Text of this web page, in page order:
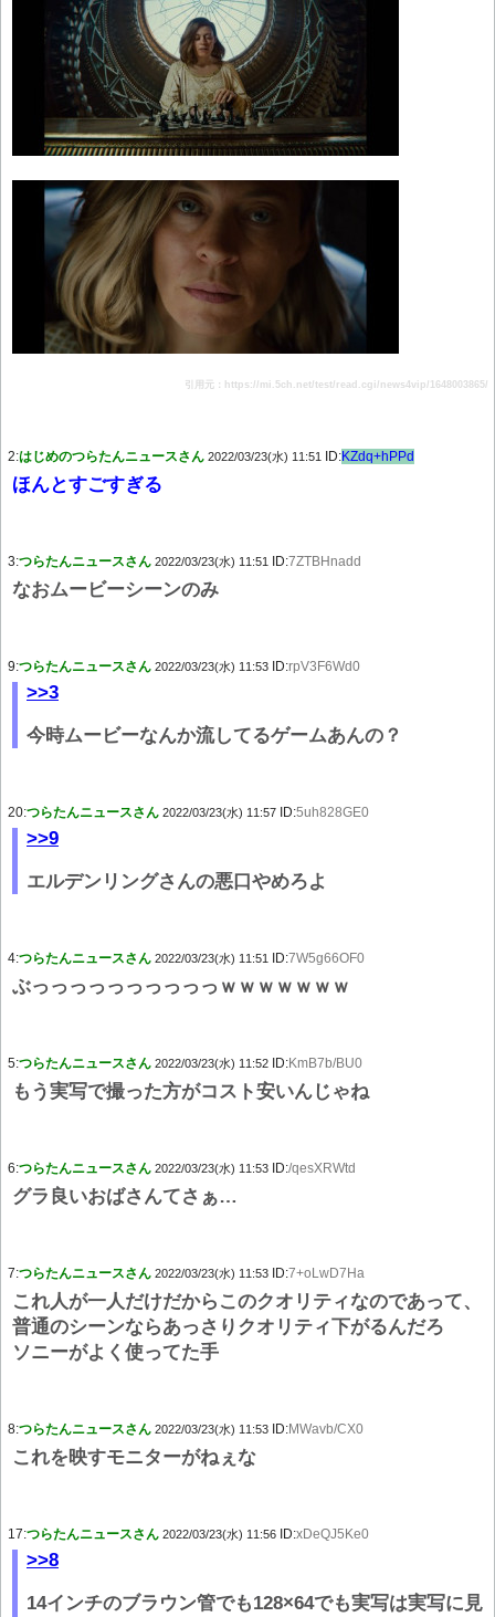
引用元：https://mi.5ch.net/test/read.cgi/news4vip/1648003865/
2:はじめのつらたんニュースさん 2022/03/23(水) 11:51 ID:KZdq+hPPd
ほんとすごすぎる
3:つらたんニュースさん 2022/03/23(水) 11:51 ID:7ZTBHnadd
なおムービーシーンのみ
9:つらたんニュースさん 2022/03/23(水) 11:53 ID:rpV3F6Wd0
>>3
今時ムービーなんか流してるゲームあんの？
20:つらたんニュースさん 2022/03/23(水) 11:57 ID:5uh828GE0
>>9
エルデンリングさんの悪口やめろよ
4:つらたんニュースさん 2022/03/23(水) 11:51 ID:7W5g66OF0
ぶっっっっっっっっっっｗｗｗｗｗｗｗ
5:つらたんニュースさん 2022/03/23(水) 11:52 ID:KmB7b/BU0
もう実写で撮った方がコスト安いんじゃね
6:つらたんニュースさん 2022/03/23(水) 11:53 ID:/qesXRWtd
グラ良いおばさんてさぁ…
7:つらたんニュースさん 2022/03/23(水) 11:53 ID:7+oLwD7Ha
これ人が一人だけだからこのクオリティなのであって、
普通のシーンならあっさりクオリティ下がるんだろ
ソニーがよく使ってた手
8:つらたんニュースさん 2022/03/23(水) 11:53 ID:MWavb/CX0
これを映すモニターがねぇな
17:つらたんニュースさん 2022/03/23(水) 11:56 ID:xDeQJ5Ke0
>>8
14インチのブラウン管でも128×64でも実写は実写に見